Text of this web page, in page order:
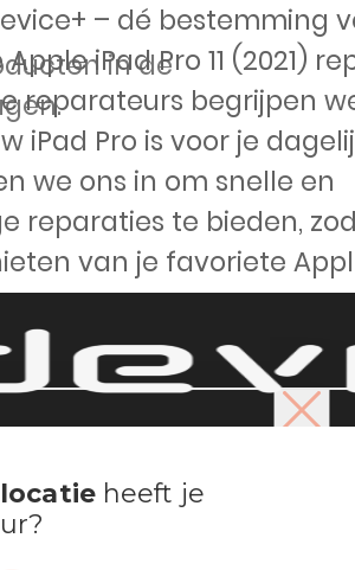
in de
– dé bestemming
iPad Pro 11 (2021)
reparateurs begrijpen
iPad Pro is voor je
we ons in om snelle en
reparaties te bieden,
van je favoriete
locatieheeft je